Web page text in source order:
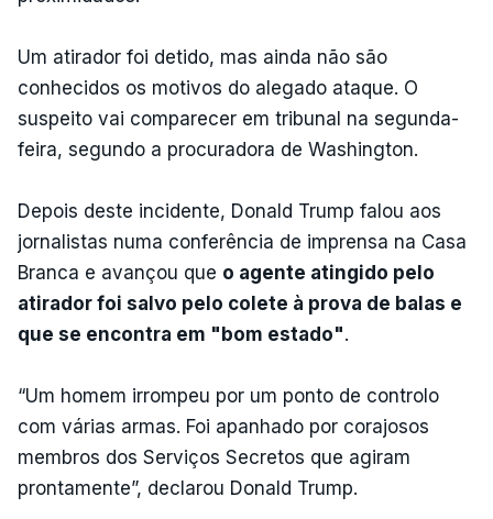
Um atirador foi detido, mas ainda não são
conhecidos os motivos do alegado ataque. O
suspeito vai comparecer em tribunal na segunda-
feira, segundo a procuradora de Washington.
Depois deste incidente, Donald Trump falou aos
jornalistas numa conferência de imprensa na Casa
Branca e avançou que o agente atingido pelo
atirador foi salvo pelo colete à prova de balas e
que se encontra em "bom estado".
“Um homem irrompeu por um ponto de controlo
com várias armas. Foi apanhado por corajosos
membros dos Serviços Secretos que agiram
prontamente”, declarou Donald Trump.